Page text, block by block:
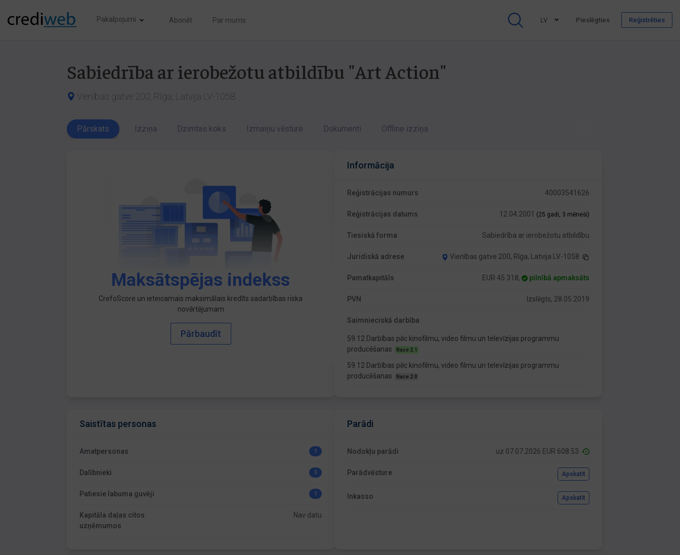
Pakalpojumi Abonēt Par mums LV Pieslēgties Reģistrēties
Sabiedrība ar ierobežotu atbildību "Art Action"
Vienības gatve 200, Rīga, Latvija LV-1058
Pārskats Izziņa Dzimtas koks Izmaiņu vēsture Dokumenti Offline izziņa
Maksātspējas indekss
CrefoScore un ieteicamais maksimālais kredīts sadarbības riska
novērtējumam
Pārbaudīt
Informācija
Reģistrācijas numurs 40003541626
Reģistrācijas datums 12.04.2001 (25 gadi, 3 mēneši)
Tiesiskā forma Sabiedrība ar ierobežotu atbildību
Juridiskā adrese Vienības gatve 200, Rīga, Latvija LV-1058
Pamatkapitāls EUR 45 318, pilnībā apmaksāts
PVN Izslēgts, 28.05.2019
Saimnieciskā darbība
59.12 Darbības pēc kinofilmu, video filmu un televīzijas programmu
producēšanas
Nace 2.1
59.12 Darbības pēc kinofilmu, video filmu un televīzijas programmu
producēšanas
Nace 2.0
Saistītas personas
Amatpersonas 1
Dalībnieki 3
Patiesie labuma guvēji 1
Kapitāla daļas citos
uzņēmumos
Nav datu
Parādi
Nodokļu parādi uz 07.07.2026 EUR 608.53
Parādvēsture Apskatīt
Inkasso Apskatīt